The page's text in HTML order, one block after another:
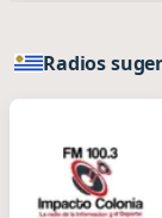
Radios